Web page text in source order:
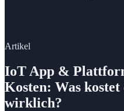
Artikel
IoT App &
Kosten: Was
wirklich?